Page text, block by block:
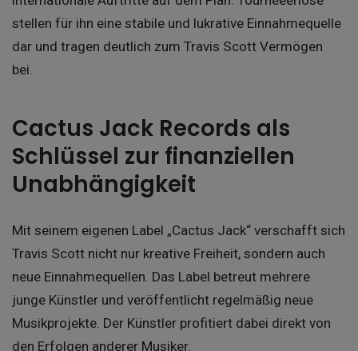
stellen für ihn eine stabile und lukrative Einnahmequelle
dar und tragen deutlich zum Travis Scott Vermögen
bei.
Cactus Jack Records als
Schlüssel zur finanziellen
Unabhängigkeit
Mit seinem eigenen Label „Cactus Jack“ verschafft sich
Travis Scott nicht nur kreative Freiheit, sondern auch
neue Einnahmequellen. Das Label betreut mehrere
junge Künstler und veröffentlicht regelmäßig neue
Musikprojekte. Der Künstler profitiert dabei direkt von
den Erfolgen anderer Musiker.